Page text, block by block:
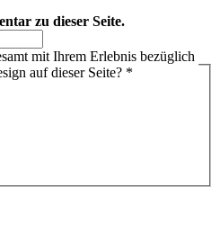
zu dieser Seite.
mit Ihrem Erlebnis bezüglich
auf dieser Seite? *